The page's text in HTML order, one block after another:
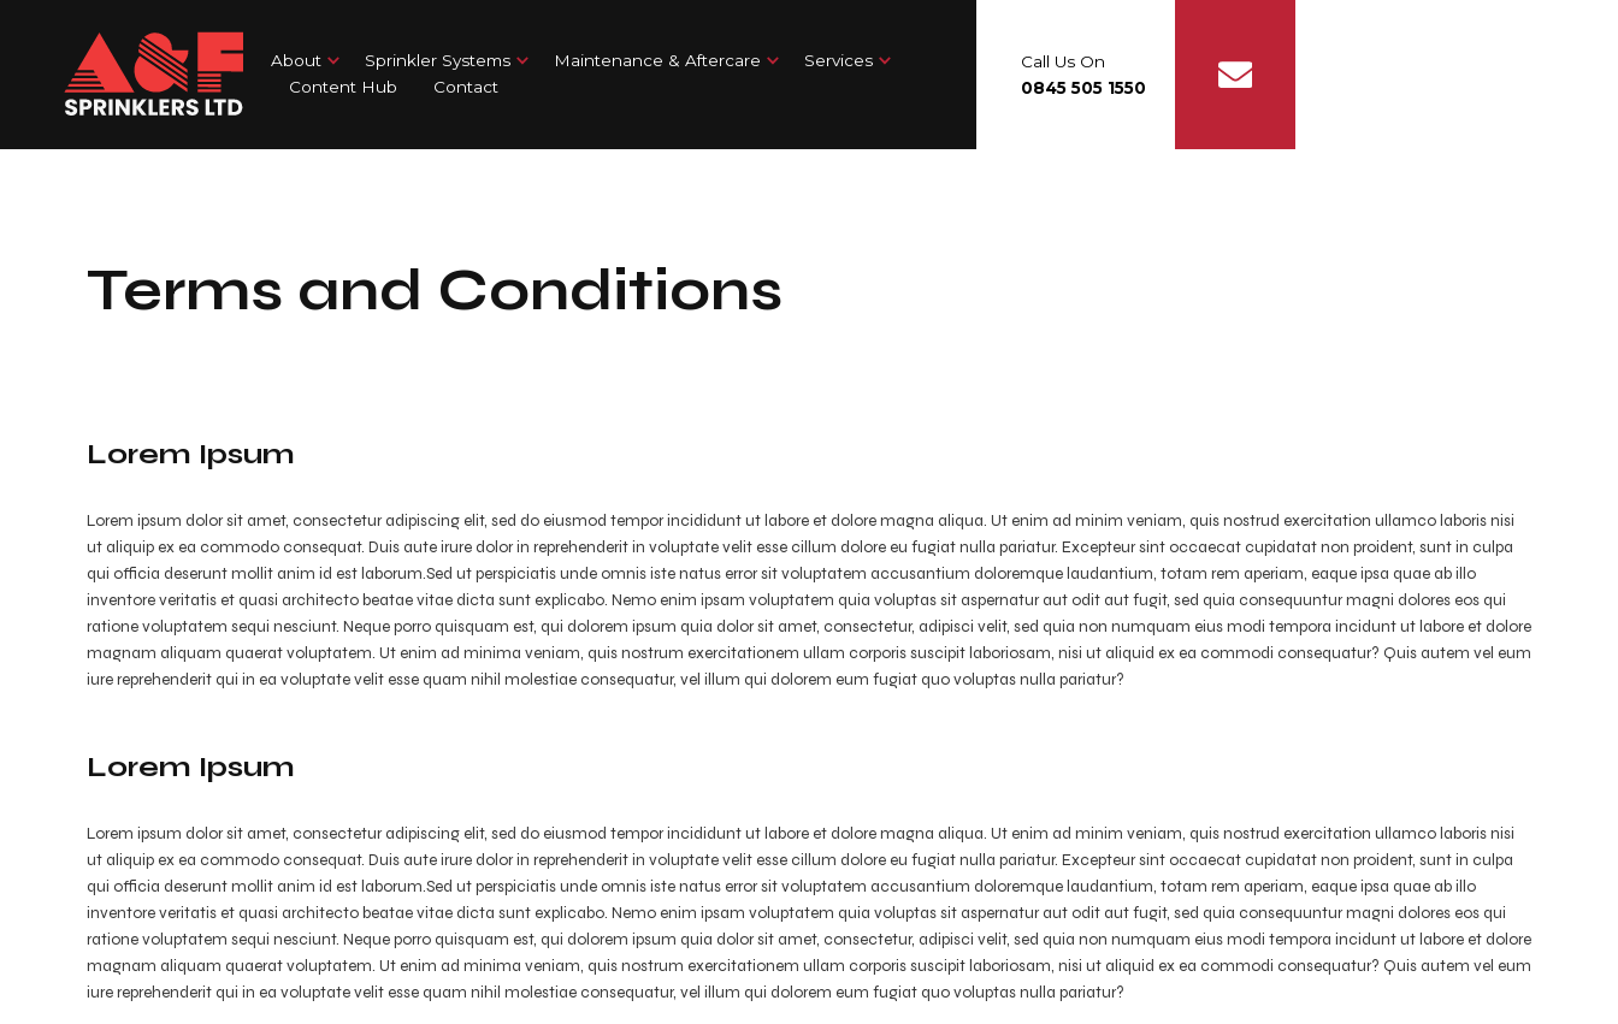
About Sprinkler Systems Maintenance & Aftercare
Services
Content Hub
Contact
Call Us On
0845 505 1550
Terms and Conditions
Lorem Ipsum
Lorem ipsum dolor sit amet, consectetur adipiscing elit, sed do eiusmod tempor incididunt ut labore et dolore magna aliqua. Ut enim ad minim veniam, quis nostrud exercitation ullamco laboris nisi
ut aliquip ex ea commodo consequat. Duis aute irure dolor in reprehenderit in voluptate velit esse cillum dolore eu fugiat nulla pariatur. Excepteur sint occaecat cupidatat non proident, sunt in culpa
qui officia deserunt mollit anim id est laborum.Sed ut perspiciatis unde omnis iste natus error sit voluptatem accusantium doloremque laudantium, totam rem aperiam, eaque ipsa quae ab illo
inventore veritatis et quasi architecto beatae vitae dicta sunt explicabo. Nemo enim ipsam voluptatem quia voluptas sit aspernatur aut odit aut fugit, sed quia consequuntur magni dolores eos qui
ratione voluptatem sequi nesciunt. Neque porro quisquam est, qui dolorem ipsum quia dolor sit amet, consectetur, adipisci velit, sed quia non numquam eius modi tempora incidunt ut labore et dolore
magnam aliquam quaerat voluptatem. Ut enim ad minima veniam, quis nostrum exercitationem ullam corporis suscipit laboriosam, nisi ut aliquid ex ea commodi consequatur? Quis autem vel eum
iure reprehenderit qui in ea voluptate velit esse quam nihil molestiae consequatur, vel illum qui dolorem eum fugiat quo voluptas nulla pariatur?
Lorem Ipsum
Lorem ipsum dolor sit amet, consectetur adipiscing elit, sed do eiusmod tempor incididunt ut labore et dolore magna aliqua. Ut enim ad minim veniam, quis nostrud exercitation ullamco laboris nisi
ut aliquip ex ea commodo consequat. Duis aute irure dolor in reprehenderit in voluptate velit esse cillum dolore eu fugiat nulla pariatur. Excepteur sint occaecat cupidatat non proident, sunt in culpa
qui officia deserunt mollit anim id est laborum.Sed ut perspiciatis unde omnis iste natus error sit voluptatem accusantium doloremque laudantium, totam rem aperiam, eaque ipsa quae ab illo
inventore veritatis et quasi architecto beatae vitae dicta sunt explicabo. Nemo enim ipsam voluptatem quia voluptas sit aspernatur aut odit aut fugit, sed quia consequuntur magni dolores eos qui
ratione voluptatem sequi nesciunt. Neque porro quisquam est, qui dolorem ipsum quia dolor sit amet, consectetur, adipisci velit, sed quia non numquam eius modi tempora incidunt ut labore et dolore
magnam aliquam quaerat voluptatem. Ut enim ad minima veniam, quis nostrum exercitationem ullam corporis suscipit laboriosam, nisi ut aliquid ex ea commodi consequatur? Quis autem vel eum
iure reprehenderit qui in ea voluptate velit esse quam nihil molestiae consequatur, vel illum qui dolorem eum fugiat quo voluptas nulla pariatur?